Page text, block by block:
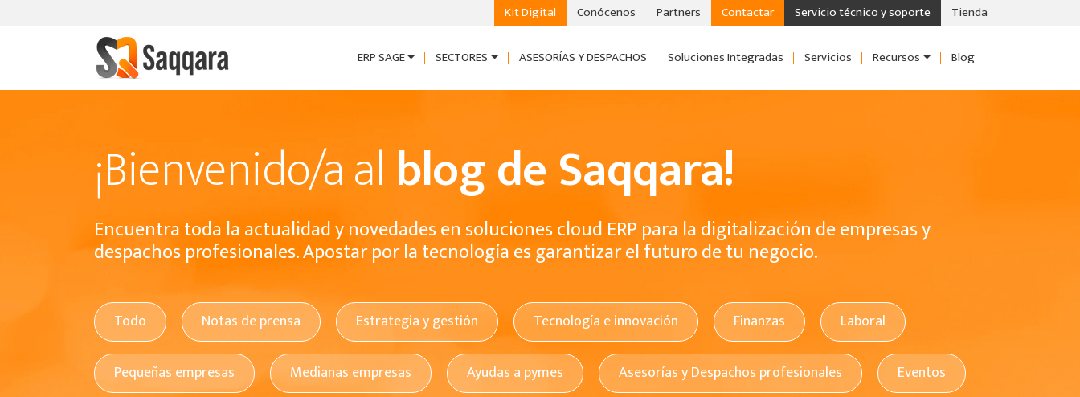
Kit Digital Conócenos Partners Contactar Servicio técnico y soporte Tienda
ERP SAGE SECTORES ASESORÍAS Y DESPACHOS Soluciones Integradas Servicios Recursos Blog
¡Bienvenido/a al blog de Saqqara!
Encuentra toda la actualidad y novedades en soluciones cloud ERP para la digitalización de empresas y
despachos profesionales. Apostar por la tecnología es garantizar el futuro de tu negocio.
Todo Notas de prensa Estrategia y gestión Tecnología e innovación Finanzas Laboral
Pequeñas empresas Medianas empresas Ayudas a pymes Asesorías y Despachos profesionales Eventos